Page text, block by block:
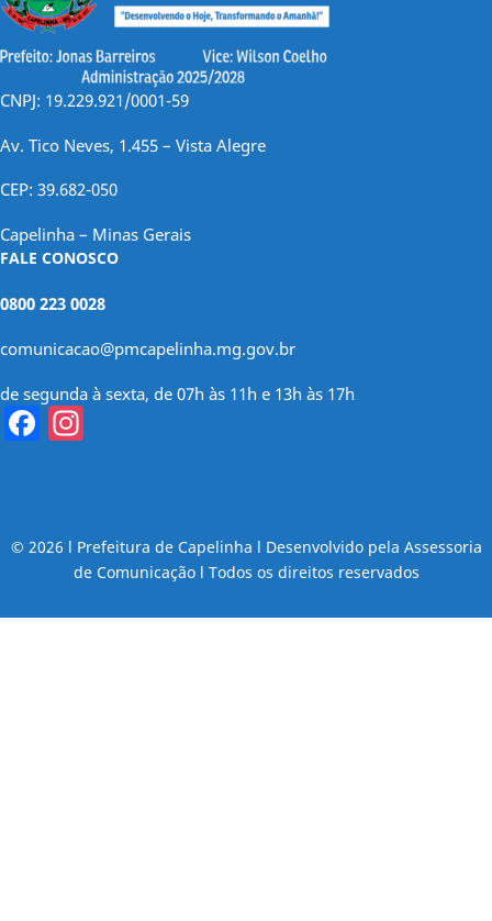
CNPJ: 19.229.921/0001-59
Av. Tico Neves, 1.455 – Vista Alegre
CEP: 39.682-050
Capelinha – Minas Gerais
FALE CONOSCO
0800 223 0028
comunicacao@pmcapelinha.mg.gov.br
de segunda à sexta, de 07h às 11h e 13h às 17h
Facebook
© 2026 l Prefeitura de Capelinha l Desenvolvido pela Assessoria
de Comunicação l Todos os direitos reservados